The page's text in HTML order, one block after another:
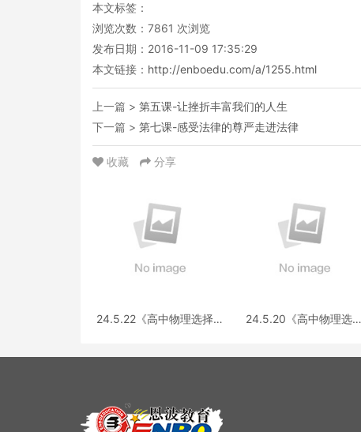
本文标签：
浏览次数： 7861 次浏览
发布日期：2016-11-09 17:35:29
本文链接： http://enboedu.com/a/1255.html
上一篇 > 第五课-让挫折丰富我们的人生
下一篇 > 第七课-感受法律的尊严走进法律
收藏 分享
24.5.22《高中物理选择性
24.5.20《高中物理选择